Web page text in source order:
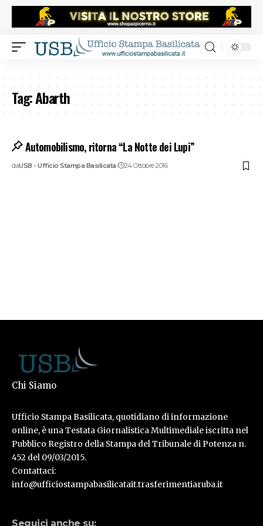
Tag:Abarth
Automobilismo, ritorna “La Notte dei Lupi”
daUSB - Ufficio Stampa Basilicata 24 Ottobre 2016
Chi Siamo
Ufficio Stampa Basilicata, quotidiano di informazione
online, è una Testata Giornalistica Multimediale iscritta nel
Pubblico Registro della Stampa del Tribunale di Potenza n.
452 del 09/03/2015.
Contattaci:
info@ufficiostampabasilicatait.trasferimentiaruba.it
Seguici anche su: